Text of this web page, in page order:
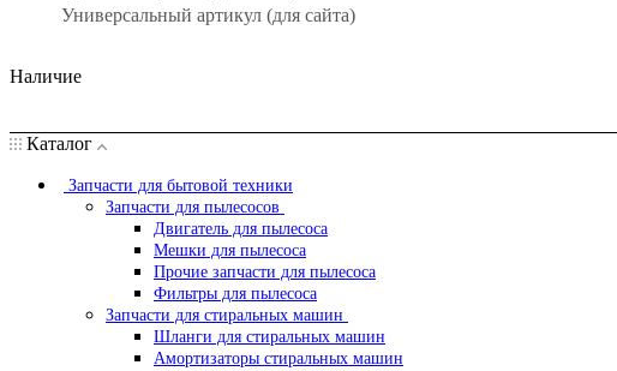
Универсальный артикул (для сайта)
Наличие
Каталог
Запчасти для бытовой техники
Запчасти для пылесосов
Двигатель для пылесоса
Мешки для пылесоса
Прочие запчасти для пылесоса
Фильтры для пылесоса
Запчасти для стиральных машин
Шланги для стиральных машин
Амортизаторы стиральных машин